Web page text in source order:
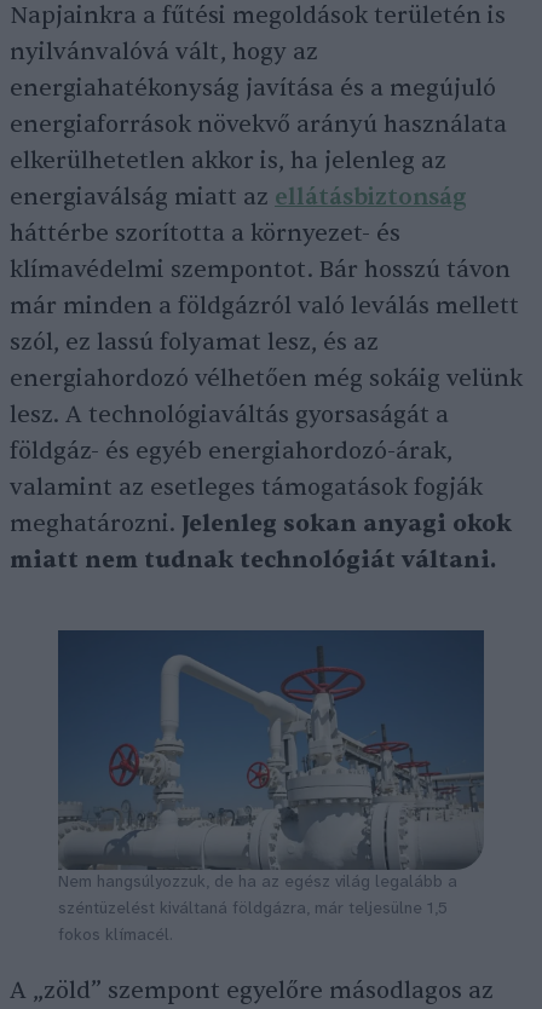
Napjainkra a fűtési megoldások területén is
nyilvánvalóvá vált, hogy az
energiahatékonyság javítása és a megújuló
energiaforrások növekvő arányú használata
elkerülhetetlen akkor is, ha jelenleg az
energiaválság miatt az ellátásbiztonság
háttérbe szorította a környezet- és
klímavédelmi szempontot. Bár hosszú távon
már minden a földgázról való leválás mellett
szól, ez lassú folyamat lesz, és az
energiahordozó vélhetően még sokáig velünk
lesz. A technológiaváltás gyorsaságát a
földgáz- és egyéb energiahordozó-árak,
valamint az esetleges támogatások fogják
meghatározni. Jelenleg sokan anyagi okok
miatt nem tudnak technológiát váltani.
Nem hangsúlyozzuk, de ha az egész világ legalább a
széntüzelést kiváltaná földgázra, már teljesülne 1,5
fokos klímacél.
A „zöld” szempont egyelőre másodlagos az